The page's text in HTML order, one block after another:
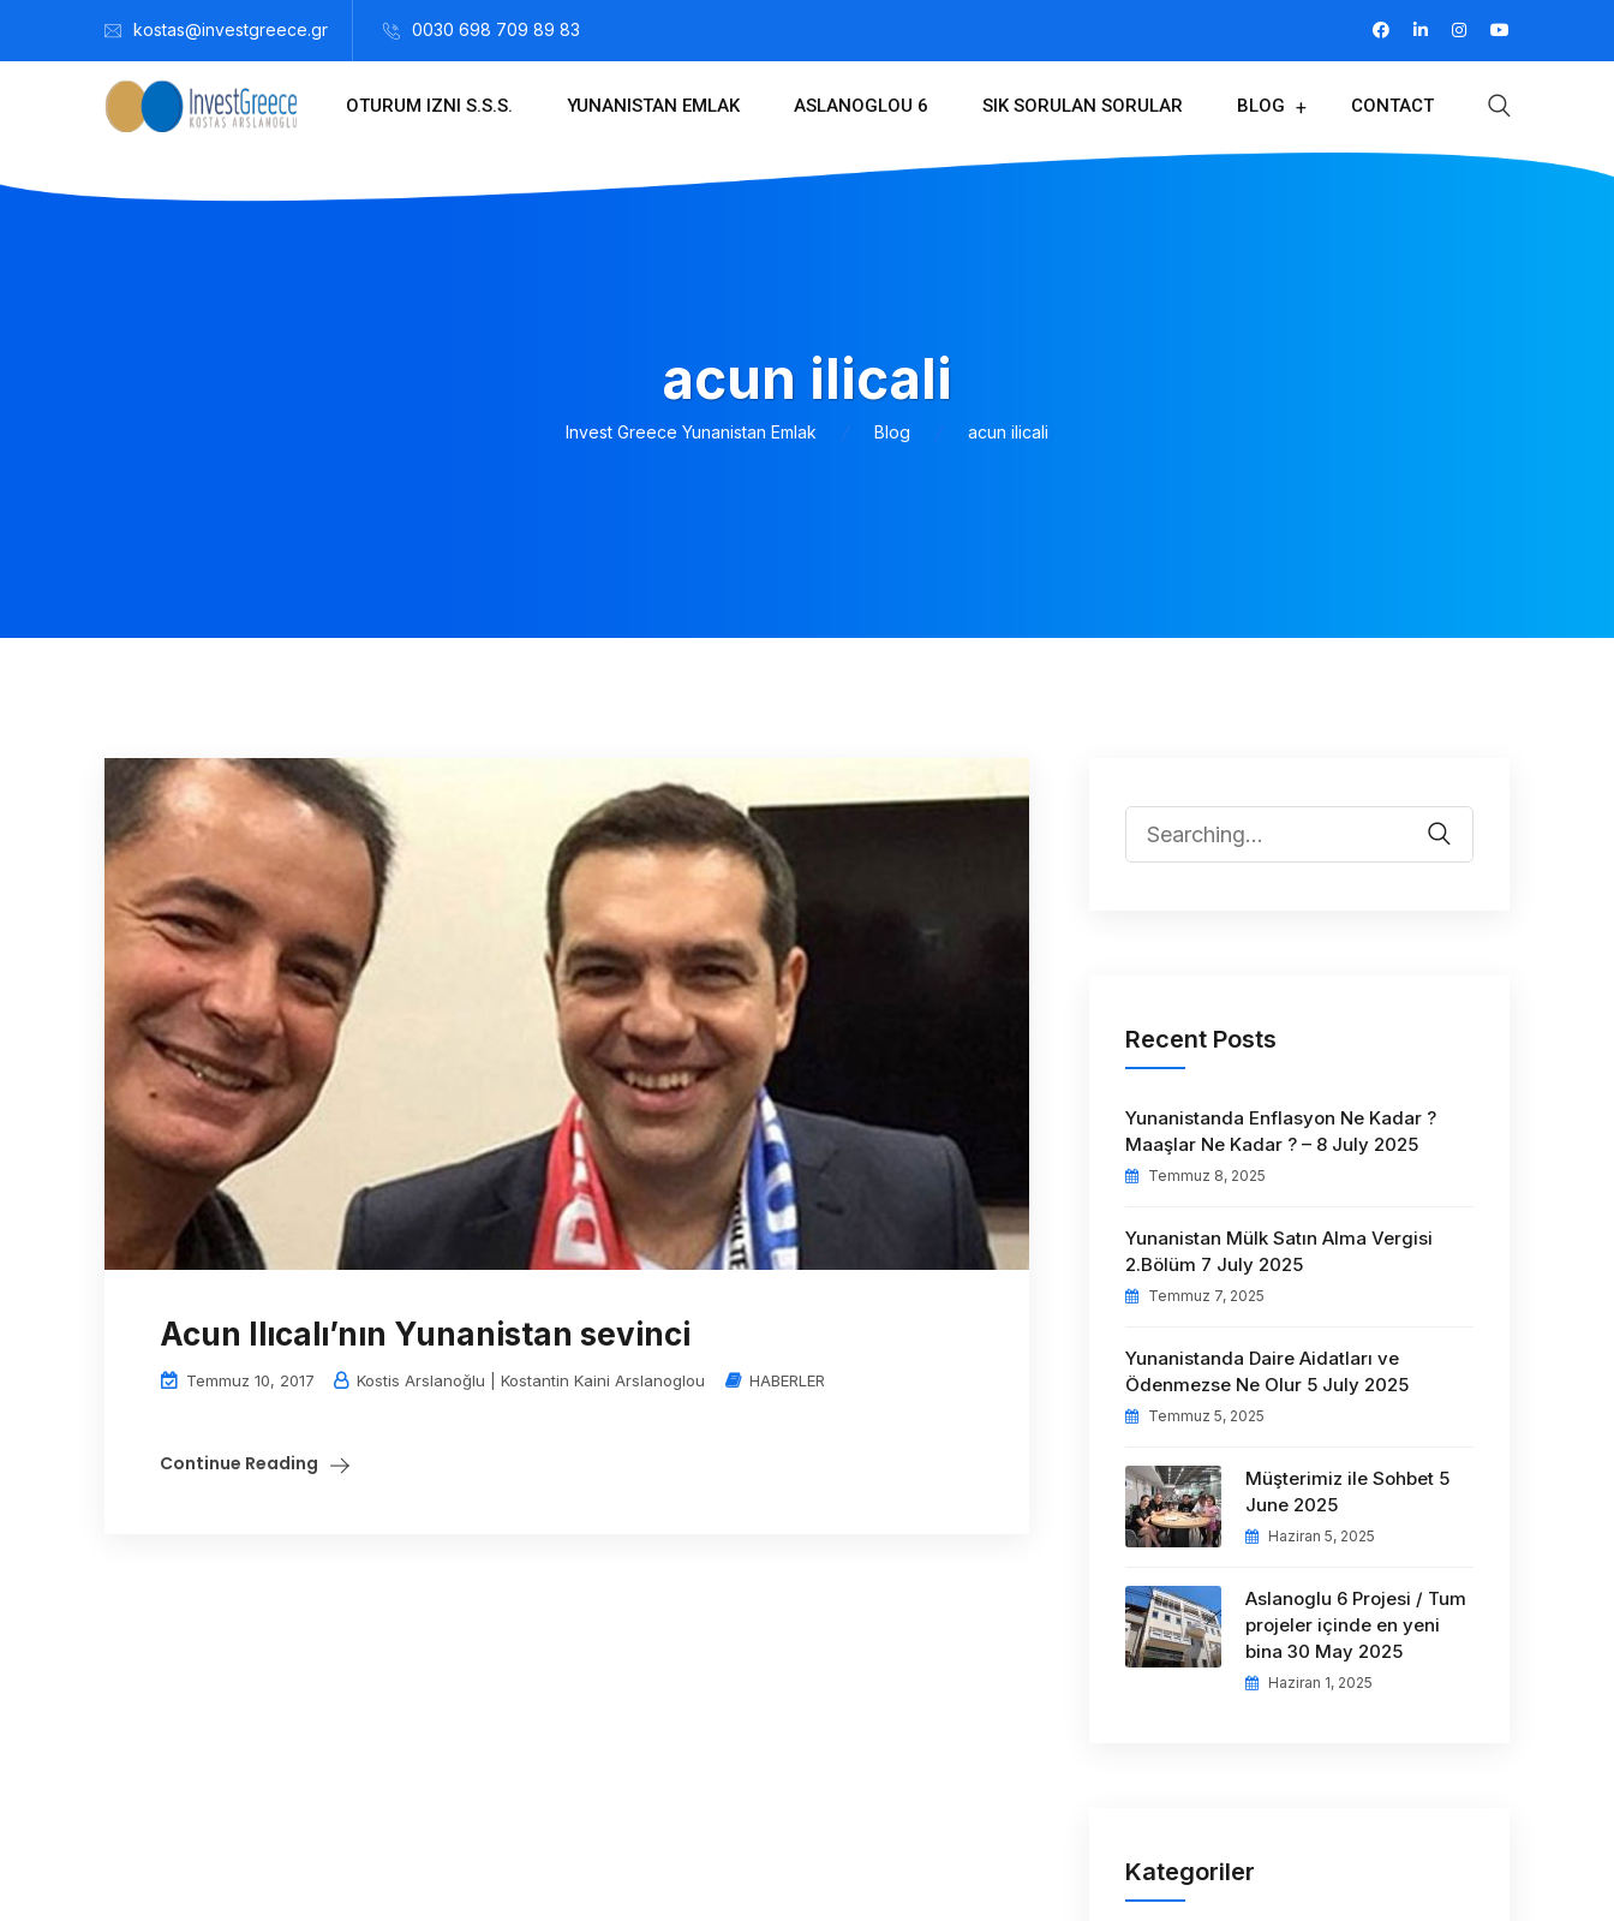
kostas@investgreece.gr 0030 698 709 89 83
OTURUM IZNI S.S.S. YUNANISTAN EMLAK ASLANOGLOU 6 SIK SORULAN SORULAR BLOG CONTACT
acun ilicali
Invest Greece Yunanistan Emlak Blog acun ilicali
Acun Ilıcalı’nın Yunanistan sevinci
Temmuz 10, 2017 Kostis Arslanoğlu | Kostantin Kaini Arslanoglou HABERLER
Continue Reading
Recent Posts
Yunanistanda Enflasyon Ne Kadar ?
Maaşlar Ne Kadar ? – 8 July 2025
Temmuz 8, 2025
Yunanistan Mülk Satın Alma Vergisi
2.Bölüm 7 July 2025
Temmuz 7, 2025
Yunanistanda Daire Aidatları ve
Ödenmezse Ne Olur 5 July 2025
Temmuz 5, 2025
Müşterimiz ile Sohbet 5
June 2025
Haziran 5, 2025
Aslanoglu 6 Projesi / Tum
projeler içinde en yeni
bina 30 May 2025
Haziran 1, 2025
Kategoriler